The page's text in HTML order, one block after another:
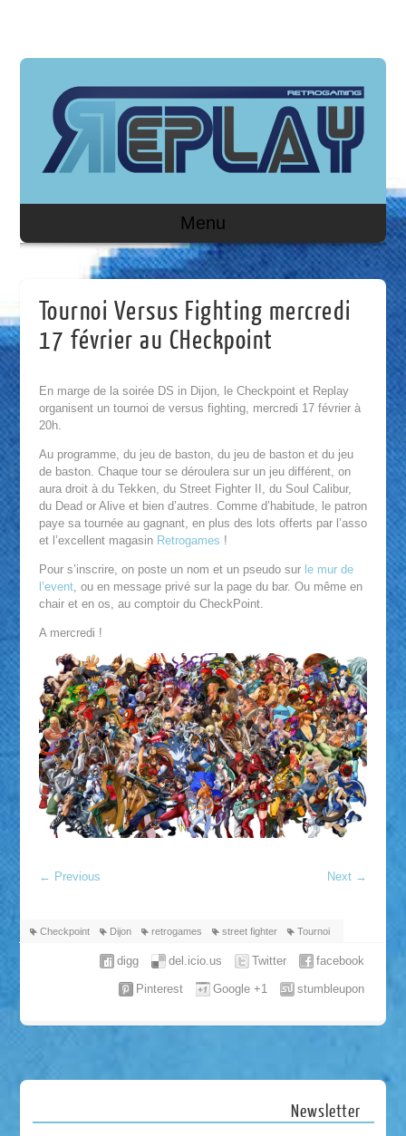
Menu
Tournoi Versus Fighting mercredi
17 février au CHeckpoint
En marge de la soirée DS in Dijon, le Checkpoint et Replay
organisent un tournoi de versus fighting, mercredi 17 février à
20h.
Au programme, du jeu de baston, du jeu de baston et du jeu
de baston. Chaque tour se déroulera sur un jeu différent, on
aura droit à du Tekken, du Street Fighter II, du Soul Calibur,
du Dead or Alive et bien d’autres. Comme d’habitude, le patron
paye sa tournée au gagnant, en plus des lots offerts par l’asso
et l’excellent magasin Retrogames !
Pour s’inscrire, on poste un nom et un pseudo sur le mur de
l’event, ou en message privé sur la page du bar. Ou même en
chair et en os, au comptoir du CheckPoint.
A mercredi !
← Previous Next →
Checkpoint Dijon retrogames street fighter Tournoi
facebook
Twitter
del.icio.us
digg
stumbleupon
Google +1
Pinterest
Newsletter